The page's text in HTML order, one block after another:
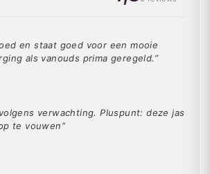
en staat goed voor een mooie
als vanouds prima geregeld.”
verwachting. Pluspunt: deze jas
te vouwen”